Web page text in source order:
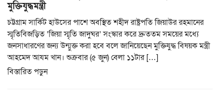
মুক্তিযুদ্ধমন্ত্রী
চট্টগ্রাম সার্কিট হাউসের পাশে অবস্থিত শহীদ রাষ্ট্রপতি জিয়াউর রহমানের
স্মৃতিবিজড়িত ‘জিয়া স্মৃতি জাদুঘর’ সংস্কার করে দ্রুততম সময়ের মধ্যে
জনসাধারণের জন্য উন্মুক্ত করা হবে বলে জানিয়েছেন মুক্তিযুদ্ধ বিষয়ক মন্ত্রী
আহমেদ আযম খান। শুক্রবার (৫ জুন) বেলা ১১টার […]
বিস্তারিত পড়ুন